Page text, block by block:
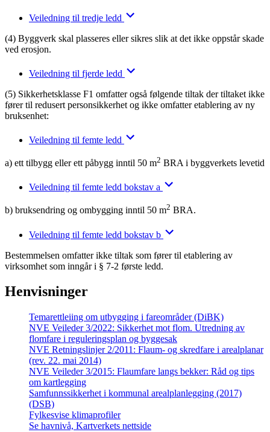
Veiledning til tredje ledd
(4) Byggverk skal plasseres eller sikres slik at det ikke oppstår skade
ved erosjon.
Veiledning til fjerde ledd
(5) Sikkerhetsklasse F1 omfatter også følgende tiltak der tiltaket ikke
fører til redusert personsikkerhet og ikke omfatter etablering av ny
bruksenhet:
Veiledning til femte ledd
a) ett tilbygg eller ett påbygg inntil 50 m2 BRA i byggverkets levetid
Veiledning til femte ledd bokstav a
b) bruksendring og ombygging inntil 50 m2 BRA.
Veiledning til femte ledd bokstav b
Bestemmelsen omfatter ikke tiltak som fører til etablering av
virksomhet som inngår i § 7-2 første ledd.
Henvisninger
Temarettleiing om utbygging i fareområder (DiBK)
NVE Veileder 3/2022: Sikkerhet mot flom. Utredning av
flomfare i reguleringsplan og byggesak
NVE Retningslinjer 2/2011: Flaum- og skredfare i arealplanar
(rev. 22. mai 2014)
NVE Veileder 3/2015: Flaumfare langs bekker: Råd og tips
om kartlegging
Samfunnssikkerhet i kommunal arealplanlegging (2017)
(DSB)
Fylkesvise klimaprofiler
Se havnivå, Kartverkets nettside